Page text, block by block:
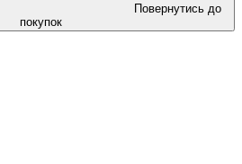
Повернутись до
покупок